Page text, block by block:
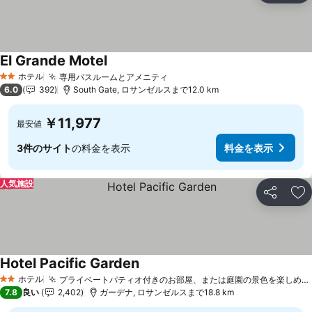
2 ホテルのランク
ホテル 専用バスルームとアメニティ
El Grande Motel
6.0 392 South Gate, ロサンゼルスまで12.0 km
最安値 ￥11,977
3件のサイトの料金を表示 料金を表示
シェア お
人気施設
2 ホテルのランク
ホテル プライベートパティオ付きのお部屋、または庭園の景色を楽しめるお部屋
Hotel Pacific Garden
7.8 良い 2,402 ガーデナ, ロサンゼルスまで18.8 km